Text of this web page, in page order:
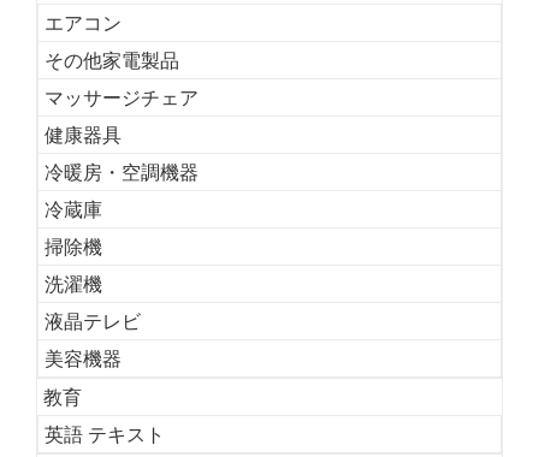
エアコン
その他家電製品
マッサージチェア
健康器具
冷暖房・空調機器
冷蔵庫
掃除機
洗濯機
液晶テレビ
美容機器
教育
英語 テキスト